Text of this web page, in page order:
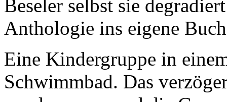
Beseler selbst sie
Anthologie ins eigene
Eine Kindergruppe in
Schwimmbad. Das